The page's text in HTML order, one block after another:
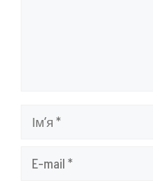
Ім’я